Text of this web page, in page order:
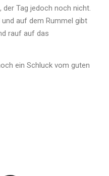
der Tag jedoch noch nicht.
auf dem Rummel gibt
rauf auf das
ein Schluck vom guten